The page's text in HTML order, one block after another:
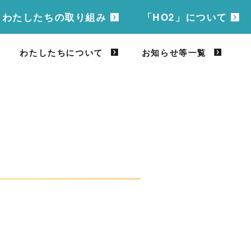
わたしたちの取り組み 「HO2」について
わたしたちについて お知らせ等一覧